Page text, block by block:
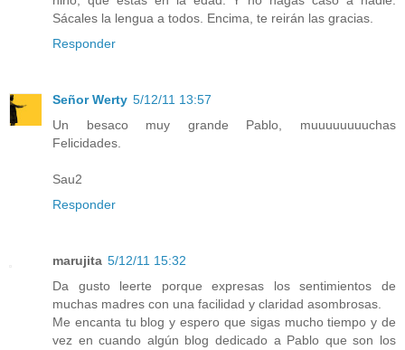
Sácales la lengua a todos. Encima, te reirán las gracias.
Responder
Señor Werty 5/12/11 13:57
Un besaco muy grande Pablo, muuuuuuuuchas
Felicidades.
Sau2
Responder
marujita 5/12/11 15:32
Da gusto leerte porque expresas los sentimientos de
muchas madres con una facilidad y claridad asombrosas.
Me encanta tu blog y espero que sigas mucho tiempo y de
vez en cuando algún blog dedicado a Pablo que son los